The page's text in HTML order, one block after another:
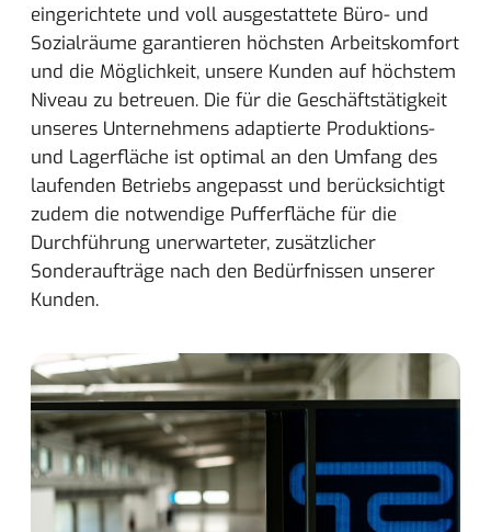
eingerichtete und voll ausgestattete Büro- und
Sozialräume garantieren höchsten Arbeitskomfort
und die Möglichkeit, unsere Kunden auf höchstem
Niveau zu betreuen. Die für die Geschäftstätigkeit
unseres Unternehmens adaptierte Produktions-
und Lagerfläche ist optimal an den Umfang des
laufenden Betriebs angepasst und berücksichtigt
zudem die notwendige Pufferfläche für die
Durchführung unerwarteter, zusätzlicher
Sonderaufträge nach den Bedürfnissen unserer
Kunden.